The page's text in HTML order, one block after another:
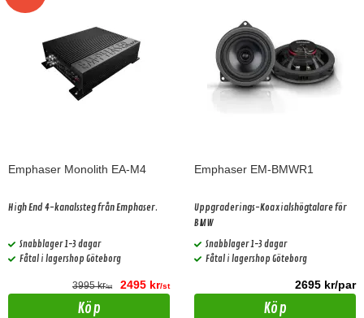
Emphaser Monolith EA-M4
High End 4-kanalssteg från Emphaser.
Snabblager 1-3 dagar
Fåtal i lagershop Göteborg
3995 kr/st 2495 kr/st
Köp
Emphaser EM-BMWR1
Uppgraderings-Koaxialshögtalare för
BMW
Snabblager 1-3 dagar
Fåtal i lagershop Göteborg
2695 kr/par
Köp